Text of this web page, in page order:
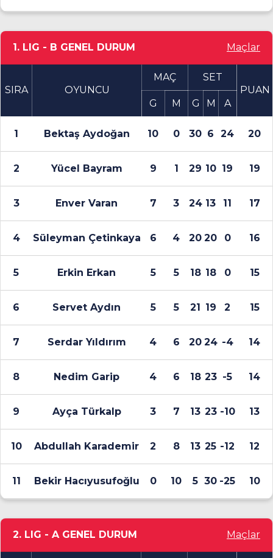
1. LIG - B GENEL DURUM Maçlar
SIRA OYUNCU
MAÇ
SET
PUAN
G
M G M A
1 Bektaş Aydoğan 10 0 30 6 24 20
2 Yücel Bayram 9 1 29 10 19 19
3 Enver Varan 7 3 24 13 11 17
4 Süleyman Çetinkaya 6 4 20 20 0 16
5 Erkin Erkan 5 5 18 18 0 15
6 Servet Aydın 5 5 21 19 2 15
7 Serdar Yıldırım 4 6 20 24 -4 14
8 Nedim Garip 4 6 18 23 -5 14
9 Ayça Türkalp 3 7 13 23 -10 13
10 Abdullah Karademir 2 8 13 25 -12 12
11 Bekir Hacıyusufoğlu 0 10 5 30 -25 10
2. LIG - A GENEL DURUM Maçlar